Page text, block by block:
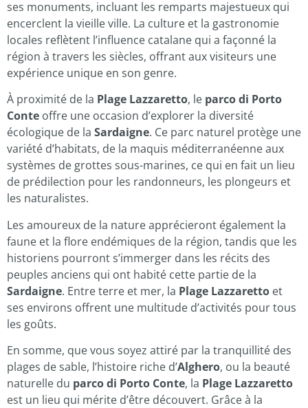
ses monuments, incluant les remparts majestueux qui
encerclent la vieille ville. La culture et la gastronomie
locales reflètent l’influence catalane qui a façonné la
région à travers les siècles, offrant aux visiteurs une
expérience unique en son genre.
À proximité de la Plage Lazzaretto, le parco di Porto
Conte offre une occasion d’explorer la diversité
écologique de la Sardaigne. Ce parc naturel protège une
variété d’habitats, de la maquis méditerranéenne aux
systèmes de grottes sous-marines, ce qui en fait un lieu
de prédilection pour les randonneurs, les plongeurs et
les naturalistes.
Les amoureux de la nature apprécieront également la
faune et la flore endémiques de la région, tandis que les
historiens pourront s’immerger dans les récits des
peuples anciens qui ont habité cette partie de la
Sardaigne. Entre terre et mer, la Plage Lazzaretto et
ses environs offrent une multitude d’activités pour tous
les goûts.
En somme, que vous soyez attiré par la tranquillité des
plages de sable, l’histoire riche d’Alghero, ou la beauté
naturelle du parco di Porto Conte, la Plage Lazzaretto
est un lieu qui mérite d’être découvert. Grâce à la